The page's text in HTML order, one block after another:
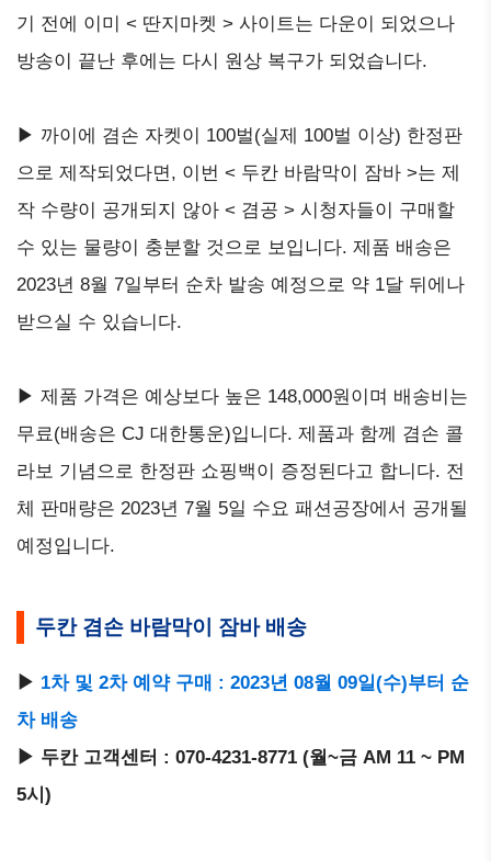
기 전에 이미 < 딴지마켓 > 사이트는 다운이 되었으나
방송이 끝난 후에는 다시 원상 복구가 되었습니다.
▶ 까이에 겸손 자켓이 100벌(실제 100벌 이상) 한정판
으로 제작되었다면, 이번 < 두칸 바람막이 잠바 >는 제
작 수량이 공개되지 않아 < 겸공 > 시청자들이 구매할
수 있는 물량이 충분할 것으로 보입니다. 제품 배송은
2023년 8월 7일부터 순차 발송 예정으로 약 1달 뒤에나
받으실 수 있습니다.
▶ 제품 가격은 예상보다 높은 148,000원이며 배송비는
무료(배송은 CJ 대한통운)입니다. 제품과 함께 겸손 콜
라보 기념으로 한정판 쇼핑백이 증정된다고 합니다. 전
체 판매량은 2023년 7월 5일 수요 패션공장에서 공개될
예정입니다.
두칸 겸손 바람막이 잠바 배송
▶ 1차 및 2차 예약 구매 : 2023년 08월 09일(수)부터 순
차 배송
▶ 두칸 고객센터 : 070-4231-8771 (월~금 AM 11 ~ PM
5시)